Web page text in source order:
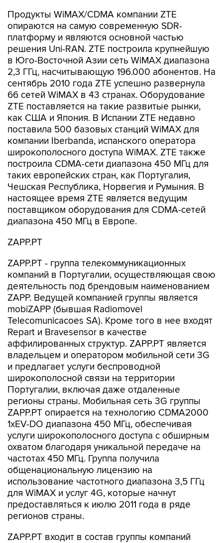
Продукты WiMAX/CDMA компании ZTE
опираются на самую современную SDR-
платформу и являются основной частью
решения Uni-RAN. ZTE построила крупнейшую
в Юго-Восточной Азии сеть WiMAX диапазона
2,3 ГГц, насчитывающую 196.000 абонентов. На
сентябрь 2010 года ZTE успешно развернула
66 сетей WiMAX в 43 странах. Оборудование
ZTE поставляется на такие развитые рынки,
как США и Япония. В Испании ZTE недавно
поставила 500 базовых станций WiMAX для
компании Iberbanda, испанского оператора
широкополосного доступа WiMAX. ZTE также
построила CDMA-сети диапазона 450 МГц для
таких европейских стран, как Португалия,
Чешская Республика, Норвегия и Румыния. В
настоящее время ZTE является ведущим
поставщиком оборудования для CDMA-сетей
диапазона 450 МГц в Европе.
ZAPP.PT
ZAPP.PT - группа телекоммуникационных
компаний в Португалии, осуществляющая свою
деятельность под брендовым наименованием
ZAPP. Ведущей компанией группы является
mobiZAPP (бывшая Radiomovel
Telecomunicacoes SA). Кроме того в нее входят
Repart и Bravesensor в качестве
аффилированных структур. ZAPP.PT является
владельцем и оператором мобильной сети 3G
и предлагает услуги беспроводной
широкополосной связи на территории
Португалии, включая даже отдаленные
регионы страны. Мобильная сеть 3G группы
ZAPP.PT опирается на технологию CDMA2000
1xEV-DO диапазона 450 МГц, обеспечивая
услуги широкополосного доступа с обширным
охватом благодаря уникальной передаче на
частотах 450 МГц. Группа получила
общенациональную лицензию на
использование частотного диапазона 3,5 ГГц
для WiMAX и услуг 4G, которые начнут
предоставляться к июлю 2011 года в ряде
регионов страны.
ZAPP.PT входит в состав группы компаний